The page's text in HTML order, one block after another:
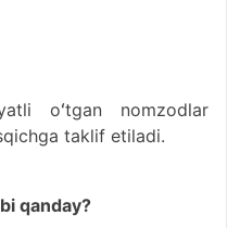
oʻtgan nomzodlar
taklif etiladi.
qanday?